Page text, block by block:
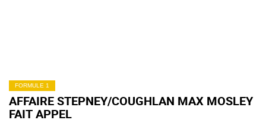
FORMULE 1
AFFAIRE STEPNEY/COUGHLAN MAX MOSLEY
FAIT APPEL